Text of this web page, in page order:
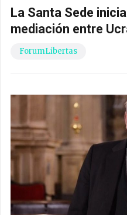
La Santa Sede
mediación entre
ForumLibertas